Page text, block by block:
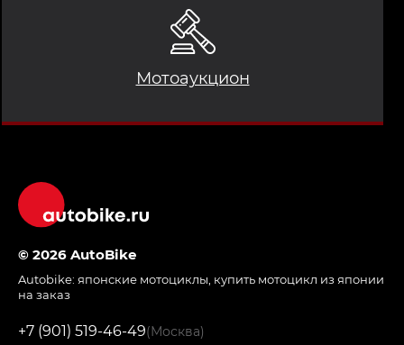
Мотоаукцион
© 2026 AutoBike
Autobike: японские мотоциклы купить мотоцикл из японии
на заказ
+7 (901) 519-46-49(Москва)